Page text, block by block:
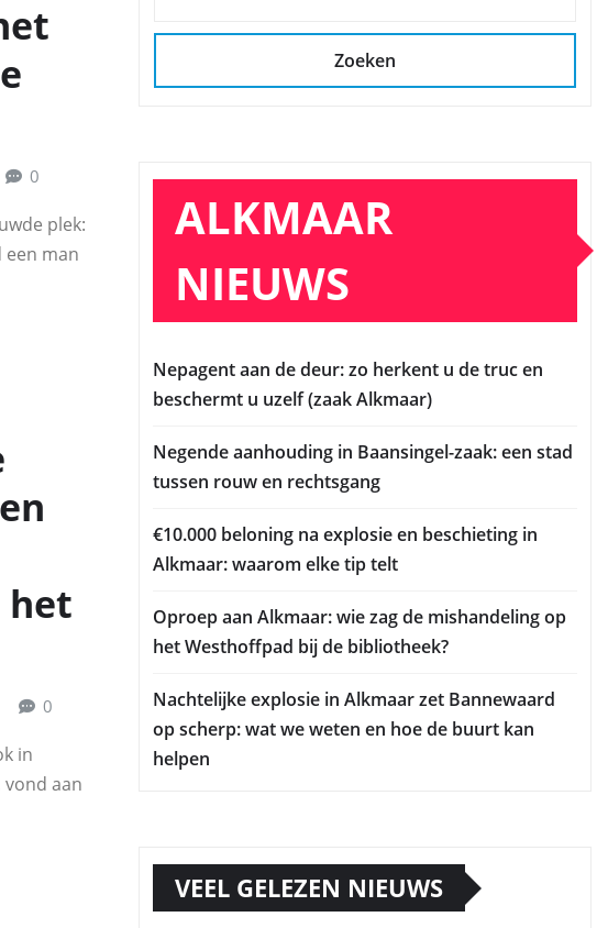
0
plek:
man
het
0
in
aan
Zoeken
ALKMAAR
NIEUWS
Nepagent aan de deur: zo herkent u de truc en
beschermt u uzelf (zaak Alkmaar)
Negende aanhouding in Baansingel-zaak: een stad
tussen rouw en rechtsgang
€10.000 beloning na explosie en beschieting in
Alkmaar: waarom elke tip telt
Oproep aan Alkmaar: wie zag de mishandeling op
het Westhoffpad bij de bibliotheek?
Nachtelijke explosie in Alkmaar zet Bannewaard
op scherp: wat we weten en hoe de buurt kan
helpen
VEEL GELEZEN NIEUWS